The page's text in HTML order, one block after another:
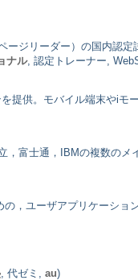
ジリーダー）の国内認定
ナル, 認定トレーナー,
提供。モバイル端末やiモ
，富士通，IBMの複数のメ
，ユーザアプリケーショ
, 代ゼミ, au)